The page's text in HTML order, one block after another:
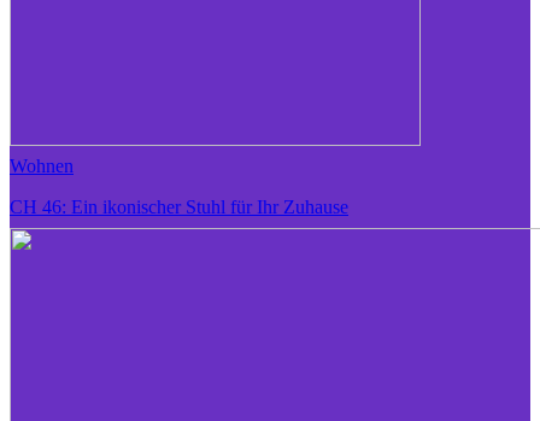
Wohnen
CH 46: Ein ikonischer Stuhl für Ihr Zuhause